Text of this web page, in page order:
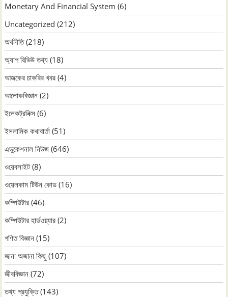
Monetary And Financial System (6)
Uncategorized (212)
অর্থনীতি(218)
অ্যাপ রিভিউ তথ্য (18)
আজকের চাকরির খবর (4)
আলোকবিজ্ঞান (2)
ইলেকট্রনিক্স (6)
ইসলামিক কথাবার্তা (51)
এডুকেশনাল নিউজ (646)
ওয়েবসাইট (8)
ওয়েলকাম টিউন কোড (16)
কম্পিউটার (46)
কম্পিউটার হার্ডওয়্যার (2)
গণিত বিজ্ঞান (15)
জানা অজানা কিছু (107)
জীববিজ্ঞান (72)
তথ্য প্রযুক্তি(143)